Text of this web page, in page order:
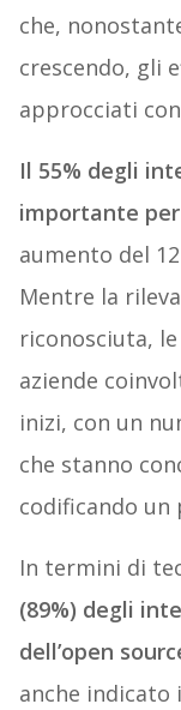
che,
crescendo, gli
approcciati
Il 55% degli
importante
aumento del
Mentre la
riconosciuta,
aziende
inizi, con un
che stanno
codificando
In termini di
(89%) degli
dell’open
anche indicato